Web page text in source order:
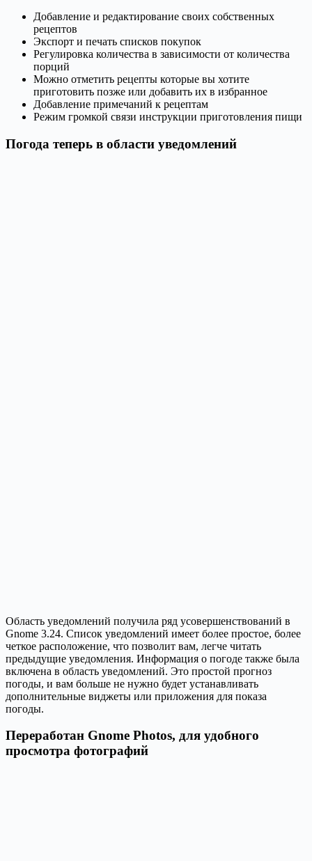
Добавление и редактирование своих собственных
рецептов
Экспорт и печать списков покупок
Регулировка количества в зависимости от количества
порций
Можно отметить рецепты которые вы хотите
приготовить позже или добавить их в избранное
Добавление примечаний к рецептам
Режим громкой связи инструкции приготовления пищи
Погода теперь в области уведомлений
Область уведомлений получила ряд усовершенствований в
Gnome 3.24. Список уведомлений имеет более простое, более
четкое расположение, что позволит вам, легче читать
предыдущие уведомления. Информация о погоде также была
включена в область уведомлений. Это простой прогноз
погоды, и вам больше не нужно будет устанавливать
дополнительные виджеты или приложения для показа
погоды.
Переработан Gnome Photos, для удобного
просмотра фотографий